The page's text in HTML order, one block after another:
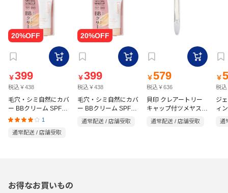
￥399
税込￥438
毛穴・シミ自然にカバ
ー BBクリーム SPF24
PA＋＋ オークル 50g
1
通常配送 / 店舗受取
￥399
税込￥438
毛穴・シミ自然にカバ
ー BBクリーム SPF24
PA＋＋ ライトオーク
ル 50g
通常配送 / 店舗受取
￥579
税込￥636
貝印 クレアートリー
キャップ付ツメヤスリ
通常配送 / 店舗受取
￥
税込
ジ
ィ
ボ
6g
通
お得なお買いもの